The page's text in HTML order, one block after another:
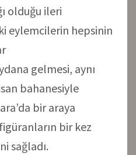
olduğu ileri
eylemcilerin hepsinin
gelmesi, aynı
bahanesiyle
bir araya
bir kez
sağladı.